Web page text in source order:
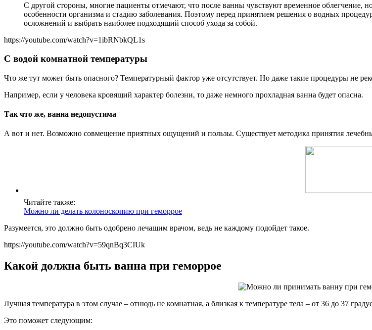
С другой стороны, многие пациенты отмечают, что после ванны чувствуют временное облегчение,
особенности организма и стадию заболевания. Поэтому перед принятием решения о водных
осложнений и выбрать наиболее подходящий способ ухода за собой.
https://youtube.com/watch?v=1ibRNbkQL1s
С водой комнатной температуры
Что же тут может быть опасного? Температурный фактор уже отсутствует. Но даже такие процедуры не
Например, если у человека кровящий характер болезни, то даже немного прохладная ванна будет опасна.
Так что же, ванна недопустима
А вот и нет. Возможно совмещение приятных ощущений и пользы. Существует методика принятия
Читайте также:
Можно ли делать колоноскопию при геморрое
Разумеется, это должно быть одобрено лечащим врачом, ведь не каждому подойдет такое.
https://youtube.com/watch?v=59qnBq3CIUk
Какой должна быть ванна при геморрое
Лучшая температура в этом случае – отнюдь не комнатная, а близкая к температуре тела – от 36 до 37
Это поможет следующим: